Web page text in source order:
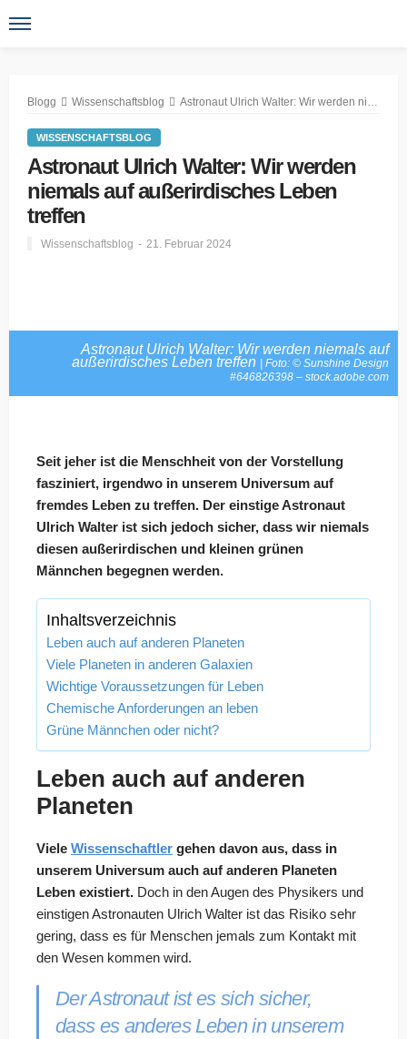
Blogg Wissenschaftsblog Astronaut Ulrich Walter: Wir werden niemals auf außerirdisches Leben treffen
WISSENSCHAFTSBLOG
Astronaut Ulrich Walter: Wir werden
niemals auf außerirdisches Leben
treffen
Wissenschaftsblog 21. Februar 2024
Astronaut Ulrich Walter: Wir werden niemals auf
außerirdisches Leben treffen
| Foto: © Sunshine Design
#646826398 – stock.adobe.com
Seit jeher ist die Menschheit von der Vorstellung
fasziniert, irgendwo in unserem Universum auf
fremdes Leben zu treffen. Der einstige Astronaut
Ulrich Walter ist sich jedoch sicher, dass wir niemals
diesen außerirdischen und kleinen grünen
Männchen begegnen werden.
Inhaltsverzeichnis
Leben auch auf anderen Planeten
Viele Planeten in anderen Galaxien
Wichtige Voraussetzungen für Leben
Chemische Anforderungen an leben
Grüne Männchen oder nicht?
Leben auch auf anderen
Planeten
Viele Wissenschaftler gehen davon aus, dass in
unserem Universum auch auf anderen Planeten
Leben existiert. Doch in den Augen des Physikers und
einstigen Astronauten Ulrich Walter ist das Risiko sehr
gering, dass es für Menschen jemals zum Kontakt mit
den Wesen kommen wird.
Der Astronaut ist es sich sicher,
dass es anderes Leben in unserem